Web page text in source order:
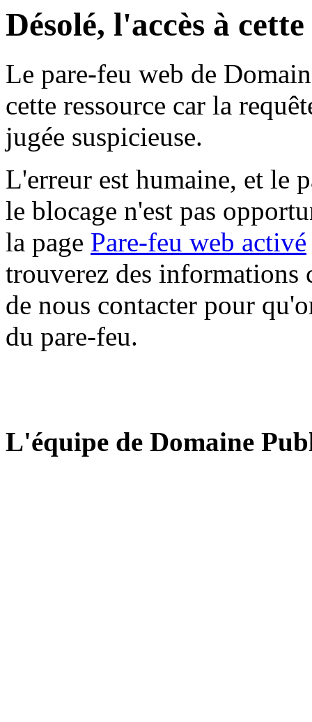
Désolé, l'accès à
Le pare-feu web de
cette ressource car la
jugée suspicieuse.
L'erreur est humaine, et le
le blocage n'est pas
la page Pare-feu web activé
trouverez des informations
de nous contacter pour
du pare-feu.
L'équipe de Domaine